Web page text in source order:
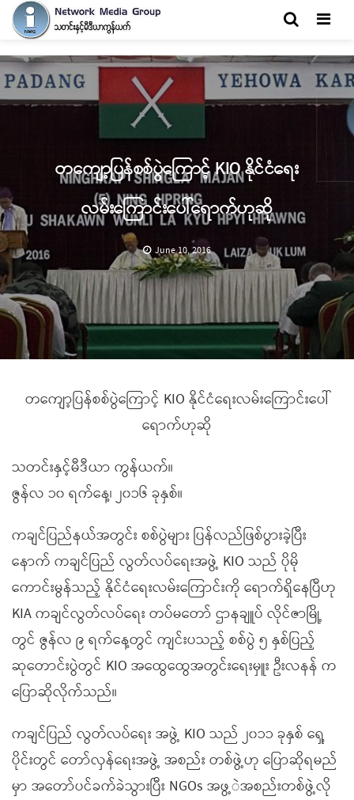
တကျော့ပြန်စစ်ပွဲကြောင့် KIO နိုင်ငံရေး
လမ်းကြောင်းပေါ်ရောက်ဟုဆို
June 10, 2016
တကျော့ပြန်စစ်ပွဲကြောင့် KIO နိုင်ငံရေးလမ်းကြောင်းပေါ်
ရောက်ဟုဆို
သတင်းနှင့်မီဒီယာ ကွန်ယက်။
ဇွန်လ ၁၀ ရက်နေ့၊ ၂၀၁၆ ခုနှစ်။
ကချင်ပြည်နယ်အတွင်း စစ်ပွဲများ ပြန်လည်ဖြစ်ပွားခဲ့ပြီး
နောက် ကချင်ပြည် လွတ်လပ်ရေးအဖွဲ့ KIO သည် ပိုမို
ကောင်းမွန်သည့် နိုင်ငံရေးလမ်းကြောင်းကို ရောက်ရှိနေပြီဟု
KIA ကချင်လွတ်လပ်ရေး တပ်မတော် ဌာနချူပ် လိုင်ဇာမြို့
တွင် ဇွန်လ ၉ ရက်နေ့တွင် ကျင်းပသည့် စစ်ပွဲ ၅ နှစ်ပြည့်
ဆုတောင်းပွဲတွင် KIO အထွေထွေအတွင်းရေးမှူး ဦးလနန် က
ပြောဆိုလိုက်သည်။
ကချင်ပြည် လွတ်လပ်ရေး အဖွဲ့ KIO သည် ၂၀၁၁ ခုနှစ် ရှေ့
ပိုင်းတွင် တော်လှန်ရေးအဖွဲ့ အစည်း တစ်ဖွဲ့ဟု ပြောဆိုရမည်
မှာ အတော်ပင်ခက်ခဲသွားပြီး NGOs အဖွ့ဲအစည်းတစ်ဖွဲ့လို